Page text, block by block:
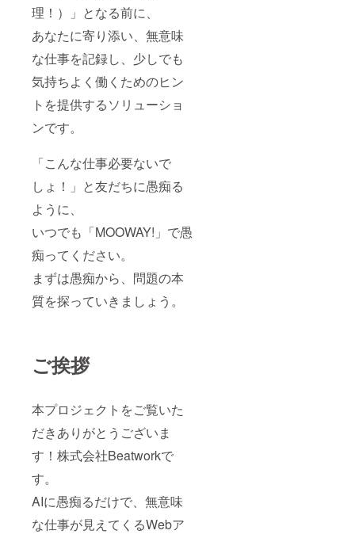
理！）」となる前に、
あなたに寄り添い、無意味
な仕事を記録し、少しでも
気持ちよく働くためのヒン
トを提供するソリューショ
ンです。
「こんな仕事必要ないで
しょ！」と友だちに愚痴る
ように、
いつでも「MOOWAY!」で愚
痴ってください。
まずは愚痴から、問題の本
質を探っていきましょう。
ご挨拶
本プロジェクトをご覧いた
だきありがとうございま
す！株式会社Beatworkで
す。
AIに愚痴るだけで、無意味
な仕事が見えてくるWebア